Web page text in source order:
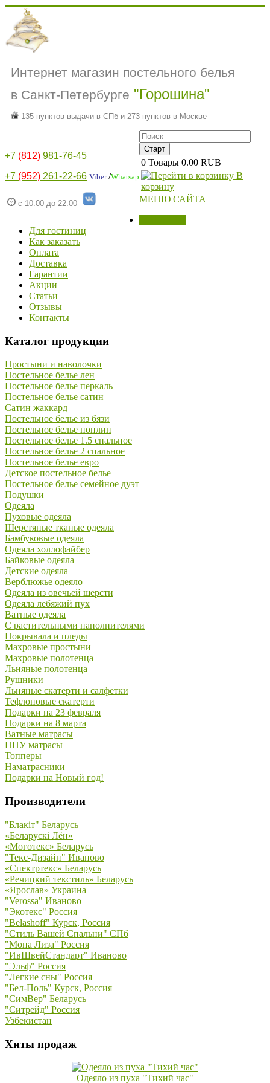
Интернет магазин постельного белья
в Санкт-Петербурге "Горошина"
135 пунктов выдачи в СПб и 273 пунктов в Москве
+7 (812) 981-76-45
+7 (952) 261-22-66 Viber/Whatsap
с 10.00 до 22.00
0 Товары 0.00 RUB
В
корзину
МЕНЮ САЙТА
Для гостиниц
Как заказать
Оплата
Доставка
Гарантии
Акции
Статьи
Отзывы
Контакты
Каталог продукции
Простыни и наволочки
Постельное белье лен
Постельное белье перкаль
Постельное белье сатин
Сатин жаккард
Постельное белье из бязи
Постельное белье поплин
Постельное белье 1.5 спальное
Постельное белье 2 спальное
Постельное белье евро
Детское постельное белье
Постельное белье семейное дуэт
Подушки
Одеяла
Пуховые одеяла
Шерстяные тканые одеяла
Бамбуковые одеяла
Одеяла холлофайбер
Байковые одеяла
Детские одеяла
Верблюжье одеяло
Одеяла из овечьей шерсти
Одеяла лебяжий пух
Ватные одеяла
С растительными наполнителями
Покрывала и пледы
Махровые простыни
Махровые полотенца
Льняные полотенца
Рушники
Льняные скатерти и салфетки
Тефлоновые скатерти
Подарки на 23 февраля
Подарки на 8 марта
Ватные матрасы
ППУ матрасы
Топперы
Наматрасники
Подарки на Новый год!
Производители
"Блакiт" Беларусь
«Беларускi Лён»
«Моготекс» Беларусь
"Текс-Дизайн" Иваново
«Спектртекс» Беларусь
«Речицкий текстиль» Беларусь
«Ярослав» Украина
"Verossa" Иваново
"Экотекс" Россия
"Belashoff" Курск, Россия
"Стиль Вашей Спальни" СПб
"Мона Лиза" Россия
"ИвШвейСтандарт" Иваново
"Эльф" Россия
"Легкие сны" Россия
"Бел-Поль" Курск, Россия
"СимВер" Беларусь
"Ситрейд" Россия
Узбекистан
Хиты продаж
Одеяло из пуха "Тихий час"